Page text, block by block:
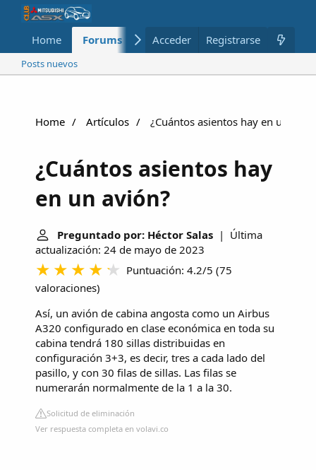
Home Forums Nuevo Miembros
Acceder Registrarse
Posts nuevos
Home Artículos ¿Cuántos asientos hay en un
¿Cuántos asientos hay
en un avión?
Preguntado por: Héctor Salas | Última
actualización: 24 de mayo de 2023
Puntuación: 4.2/5 (75
valoraciones)
Así, un avión de cabina angosta como un Airbus
A320 configurado en clase económica en toda su
cabina tendrá 180 sillas distribuidas en
configuración 3+3, es decir, tres a cada lado del
pasillo, y con 30 filas de sillas. Las filas se
numerarán normalmente de la 1 a la 30.
Solicitud de eliminación
Ver respuesta completa en volavi.co